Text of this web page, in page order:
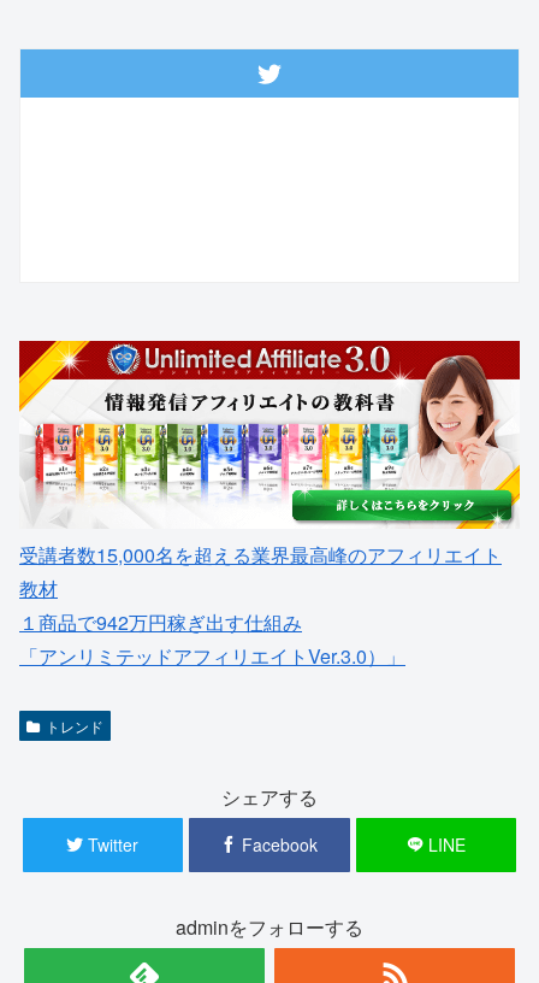
受講者数15,000名を超える業界最高峰のアフィリエイト
教材
１商品で942万円稼ぎ出す仕組み
「アンリミテッドアフィリエイトVer.3.0）」
トレンド
シェアする
Twitter Facebook LINE
adminをフォローする